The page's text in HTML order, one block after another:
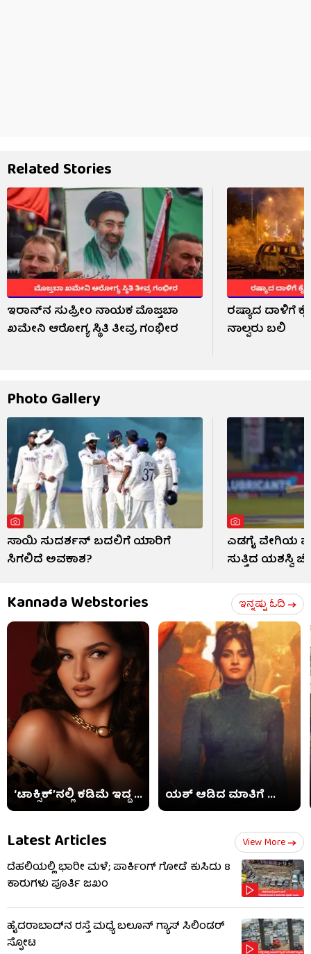
Related Stories
ಇರಾನ್‌ನ ಸುಪ್ರೀಂ ನಾಯಕ ಮೊಜ್ತಬಾ
ಖಮೇನಿ ಆರೋಗ್ಯ ಸ್ಥಿತಿ ತೀವ್ರ ಗಂಭೀರ
ರಷ್ಯಾದ ದಾಳಿಗೆ
ನಾಲ್ವರು ಬಲಿ
Photo Gallery
ಸಾಯಿ ಸುದರ್ಶನ್ ಬದಲಿಗೆ ಯಾರಿಗೆ
ಸಿಗಲಿದೆ ಅವಕಾಶ?
ಎಡಗೈ ವೇಗಿಯ
ಸುತ್ತಿದ ಯಶಸ್ವಿ
Kannada Webstories ಇನ್ನಷ್ಟು ಓದಿ
‘ಟಾಕ್ಸಿಕ್​’ನಲ್ಲಿ ಕಡಿಮೆ ಇದ್ದ ... ಯಶ್ ಆಡಿದ ಮಾತಿಗೆ ...
Latest Articles View More
ದೆಹಲಿಯಲ್ಲಿ ಭಾರೀ ಮಳೆ; ಪಾರ್ಕಿಂಗ್ ಗೋಡೆ ಕುಸಿದು 8
ಕಾರುಗಳು ಪೂರ್ತಿ ಜಖಂ
ಹೈದರಾಬಾದ್​ನ ರಸ್ತೆ ಮಧ್ಯೆ ಬಲೂನ್ ಗ್ಯಾಸ್ ಸಿಲಿಂಡರ್
ಸ್ಫೋಟ